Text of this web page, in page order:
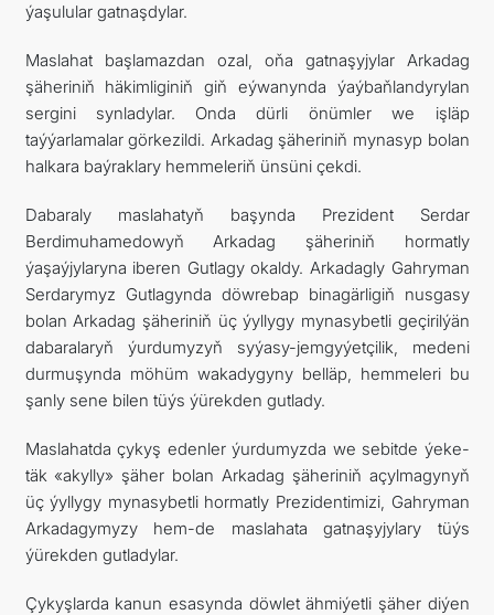
ýaşulular gatnaşdylar.
Maslahat başlamazdan ozal, oňa gatnaşyjylar Arkadag
şäheriniň häkimliginiň giň eýwanynda ýaýbaňlandyrylan
sergini synladylar. Onda dürli önümler we işläp
taýýarlamalar görkezildi. Arkadag şäheriniň mynasyp bolan
halkara baýraklary hemmeleriň ünsüni çekdi.
Dabaraly maslahatyň başynda Prezident Serdar
Berdimuhamedowyň Arkadag şäheriniň hormatly
ýaşaýjylaryna iberen Gutlagy okaldy. Arkadagly Gahryman
Serdarymyz Gutlagynda döwrebap binagärligiň nusgasy
bolan Arkadag şäheriniň üç ýyllygy mynasybetli geçirilýän
dabaralaryň ýurdumyzyň syýasy-jemgyýetçilik, medeni
durmuşynda möhüm wakadygyny belläp, hemmeleri bu
şanly sene bilen tüýs ýürekden gutlady.
Maslahatda çykyş edenler ýurdumyzda we sebitde ýeke-
täk «akylly» şäher bolan Arkadag şäheriniň açylmagynyň
üç ýyllygy mynasybetli hormatly Prezidentimizi, Gahryman
Arkadagymyzy hem-de maslahata gatnaşyjylary tüýs
ýürekden gutladylar.
Çykyşlarda kanun esasynda döwlet ähmiýetli şäher diýen